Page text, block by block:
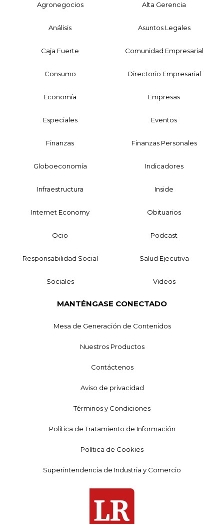
Agronegocios Alta Gerencia
Análisis Asuntos Legales
Caja Fuerte Comunidad Empresarial
Consumo Directorio Empresarial
Economía Empresas
Especiales Eventos
Finanzas Finanzas Personales
Globoeconomía Indicadores
Infraestructura Inside
Internet Economy Obituarios
Ocio Podcast
Responsabilidad Social Salud Ejecutiva
Sociales Videos
MANTÉNGASE CONECTADO
Mesa de Generación de Contenidos
Nuestros Productos
Contáctenos
Aviso de privacidad
Términos y Condiciones
Política de Tratamiento de Información
Política de Cookies
Superintendencia de Industria y Comercio